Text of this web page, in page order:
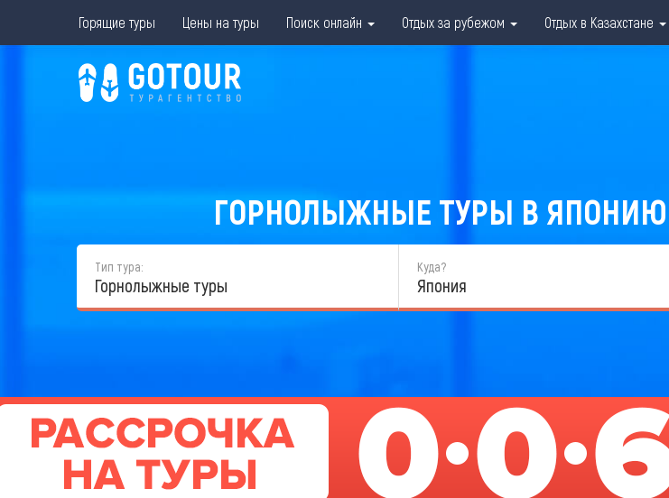
Горящие туры Цены на туры Поиск онлайн Отдых за рубежом Отдых в Казахстане
ГОРНОЛЫЖНЫЕ ТУРЫ В ЯПОНИЮ
Тип тура:
Горнолыжные туры
Куда?
Япония